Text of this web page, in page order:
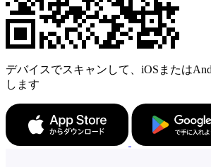
デバイスでスキャンして、iOSまたは
します